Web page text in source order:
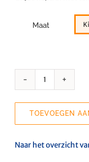
Maat
Kaptrui
Hart
Voor
Eigen
aantal
TOEVOEGEN
Naar het overzicht